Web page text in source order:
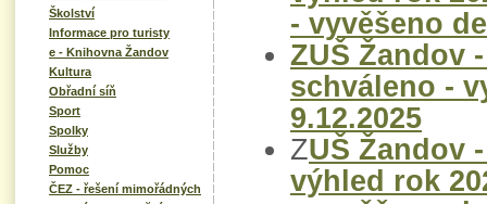
Školství
Informace pro turisty
e - Knihovna Žandov
Kultura
Obřadní síň
Sport
Spolky
Služby
Pomoc
ČEZ - řešení mimořádných
- vyvěšeno
ZUŠ Žandov
schváleno -
9.12.2025
ZUŠ Žandov
výhled rok